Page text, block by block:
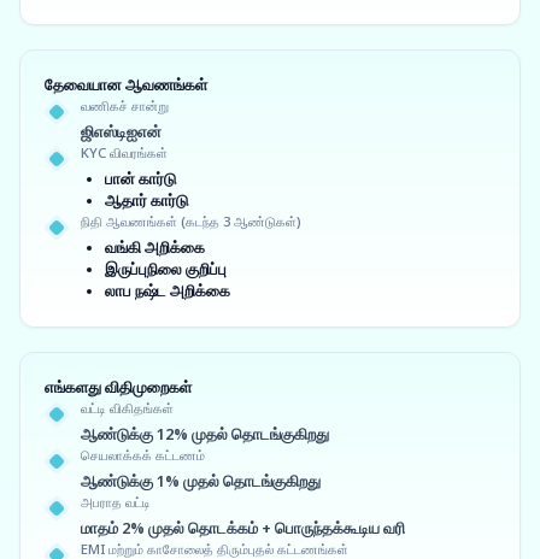
தேவையான ஆவணங்கள்
வணிகச் சான்று
ஜிஎஸ்டிஐஎன்
KYC விவரங்கள்
பான் கார்டு
ஆதார் கார்டு
நிதி ஆவணங்கள் (கடந்த 3 ஆண்டுகள்)
வங்கி அறிக்கை
இருப்புநிலை குறிப்பு
லாப நஷ்ட அறிக்கை
எங்களது விதிமுறைகள்
வட்டி விகிதங்கள்
ஆண்டுக்கு 12% முதல் தொடங்குகிறது
செயலாக்கக் கட்டணம்
ஆண்டுக்கு 1% முதல் தொடங்குகிறது
அபராத வட்டி
மாதம் 2% முதல் தொடக்கம் + பொருந்தக்கூடிய வரி
EMI மற்றும் காசோலைத் திரும்புதல் கட்டணங்கள்